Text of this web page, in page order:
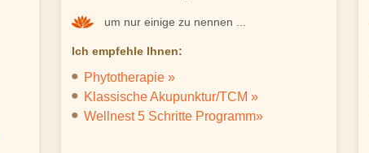
um nur einige zu nennen ...
Ich empfehle Ihnen:
Phytotherapie »
Klassische Akupunktur/TCM »
Wellnest 5 Schritte Programm»